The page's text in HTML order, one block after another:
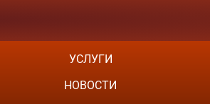
УСЛУГИ
НОВОСТИ